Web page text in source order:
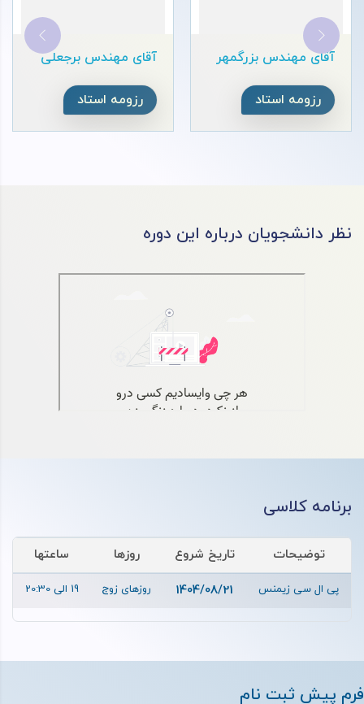
آقای مهندس یاراحمدی
رزومه استاد
آقای مهندس عیسائی
رزومه استاد
نظر دانشجویان درباره این دوره
برنامه کلاسی
توضیحات تاریخ شروع روزها ساعتها
پی ال سی زیمنس 1404/08/21 روزهای زوج 19 الی 20:30
فرم پیش ثبت نام